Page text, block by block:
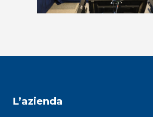
L’azienda